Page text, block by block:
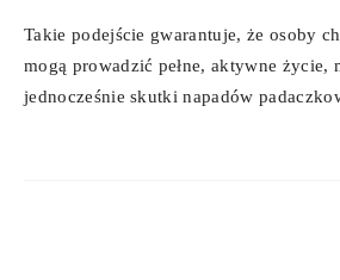
Takie podejście gwarantuje, że osoby
mogą prowadzić pełne, aktywne życie,
jednocześnie skutki napadów